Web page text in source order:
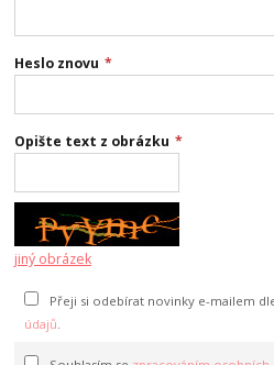
Heslo znovu *
Opište text z obrázku *
jiný obrázek
Přeji si odebírat novinky e-mailem
údajů.